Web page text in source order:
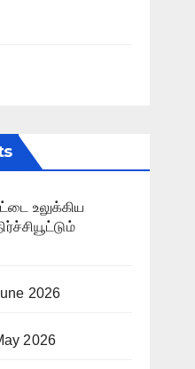
உலுக்கிய
2026
2026